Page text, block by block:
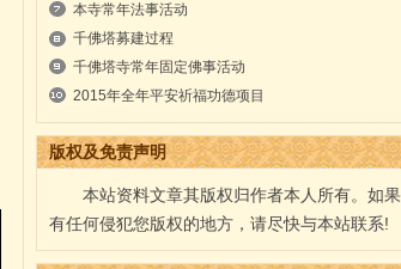
本寺常年法事活动
千佛塔募建过程
千佛塔寺常年固定佛事活动
2015年全年平安祈福功德项目
版权及免责声明
本站资料文章其版权归作者本人所有。如果
有任何侵犯您版权的地方，请尽快与本站联系!